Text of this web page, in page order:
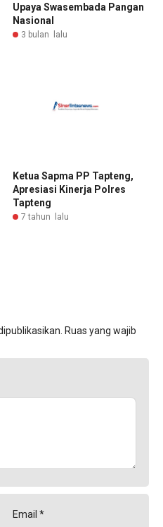
Upaya Swasembada Pangan
Nasional
3 bulan lalu
Ketua Sapma PP Tapteng,
Apresiasi Kinerja Polres
Tapteng
7 tahun lalu
Ruas yang wajib
Email *